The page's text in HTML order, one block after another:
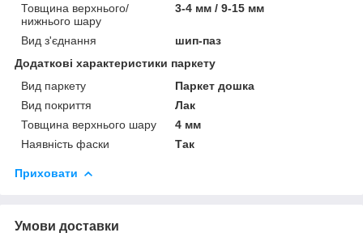
Товщина верхнього/
нижнього шару
3-4 мм / 9-15 мм
Вид з'єднання
шип-паз
Додаткові характеристики паркету
Вид паркету
Паркет дошка
Вид покриття
Лак
Товщина верхнього шару
4 мм
Наявність фаски
Так
Приховати
Умови доставки